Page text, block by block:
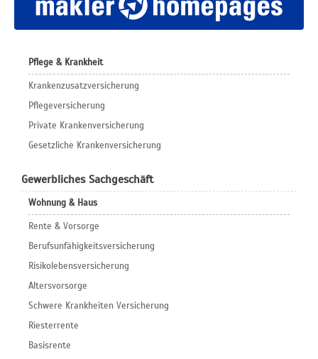
Pflege & Krankheit
Krankenzusatzversicherung
Pflegeversicherung
Private Krankenversicherung
Gesetzliche Krankenversicherung
Gewerbliches Sachgeschäft
Wohnung & Haus
Rente & Vorsorge
Berufs­unfähigkeitsversicherung
Risikolebensversicherung
Altersvorsorge
Schwere Krankheiten Versicherung
Riesterrente
Basisrente